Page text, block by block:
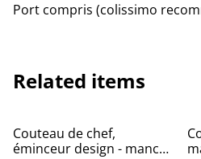
Port compris (colissimo
Related items
Couteau de chef,
éminceur design - manche